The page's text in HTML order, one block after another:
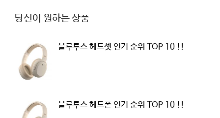
당신이 원하는 상품
블루투스 헤드셋 인기 순위 TOP 10 !!
블루투스 헤드폰 인기 순위 TOP 10 !!